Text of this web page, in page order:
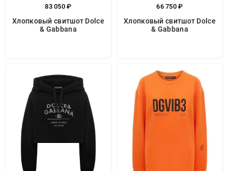
83 050 ₽
Хлопковый свитшот Dolce
& Gabbana
66 750 ₽
Хлопковый свитшот Dolce
& Gabbana